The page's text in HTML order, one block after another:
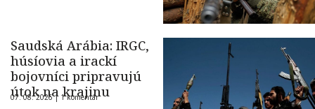
Saudská Arábia: IRGC,
húsíovia a irackí
bojovníci pripravujú
útok na krajinu
07. 08. 2026 | 1 komentár